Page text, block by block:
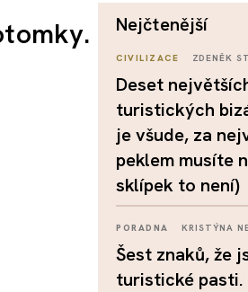
nejčtenější
CIVILIZACE ZDENĚK
Deset
turistických
je všude, za
peklem musíte
sklípek to není)
PORADNA KRISTÝNA
Šest znaků, že
turistické pasti.